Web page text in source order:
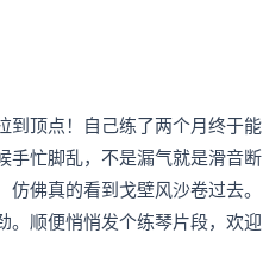
到顶点！自己练了两个月终于能
手忙脚乱，不是漏气就是滑音断
佛真的看到戈壁风沙卷过去。
。顺便悄悄发个练琴片段，欢迎